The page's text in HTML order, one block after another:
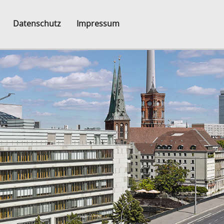
Datenschutz Impressum